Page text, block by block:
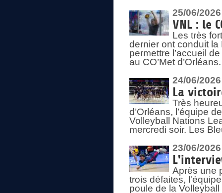
25/06/2026
VNL : le
Les très
dernier ont conduit
permettre l’accueil
au CO’Met d’Orléans.
24/06/2026
La
Très
d’Orléans, l’équipe
Volleyball Nations
mercredi soir. Les
23/06/2026
Après une
trois défaites,
poule de la